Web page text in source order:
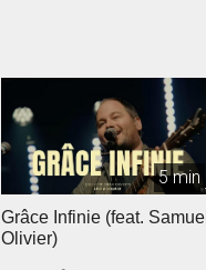
5 min
Grâce Infinie (feat. Samuel
Olivier)